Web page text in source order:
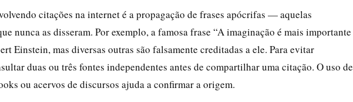
citações na internet é a propagação de frases apócrifas — aquelas
nunca as disseram. Por exemplo, a famosa frase “A imaginação é mais importante
Einstein, mas diversas outras são falsamente creditadas a ele. Para evitar
duas ou três fontes independentes antes de compartilhar uma citação. O uso de
ou acervos de discursos ajuda a confirmar a origem.